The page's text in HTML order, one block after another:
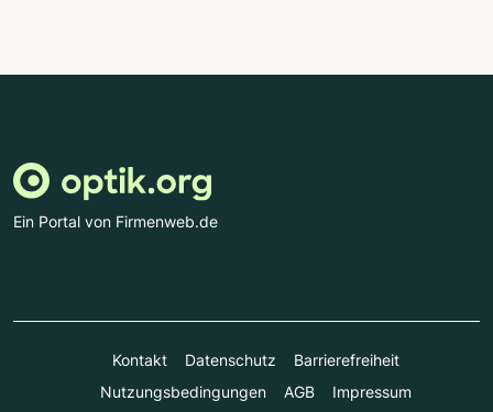
Ein Portal von Firmenweb.de
Kontakt Datenschutz
Barrierefreiheit
Nutzungsbedingungen
AGB Impressum